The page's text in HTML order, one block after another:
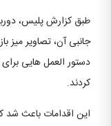
طبق كزارش پليس،
جانبى آن، تصاوير
دستور العمل هايى
كردند.
اين اقدامات باعث شد